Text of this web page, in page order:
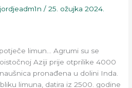
/25. ožujka 2024.
limun… Agrumi su se
Aziji prije otprilike 4000
pronađena u dolini Inda.
limuna, datira iz 2500. godine